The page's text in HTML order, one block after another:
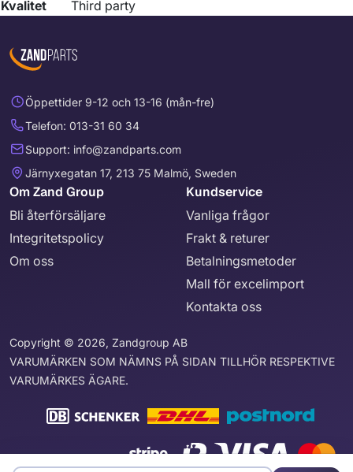
Kvalitet
Third party
Öppettider 9-12 och 13-16 (mån-fre)
Telefon: 013-31 60 34
Support: info@zandparts.com
Järnyxegatan 17, 213 75 Malmö, Sweden
Om Zand Group
Bli återförsäljare
Integritetspolicy
Om oss
Kundservice
Vanliga frågor
Frakt & returer
Betalningsmetoder
Mall för excelimport
Kontakta oss
Copyright © 2026, Zandgroup AB
VARUMÄRKEN SOM NÄMNS PÅ SIDAN TILLHÖR RESPEKTIVE
VARUMÄRKES ÄGARE.